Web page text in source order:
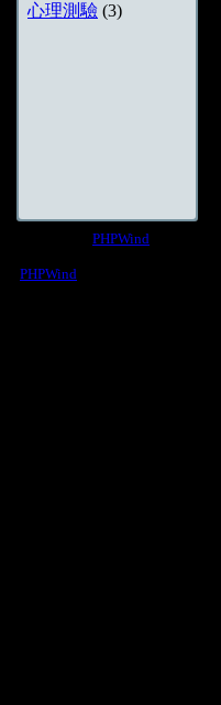
心理測驗 (3)
PHPWind
PHPWind